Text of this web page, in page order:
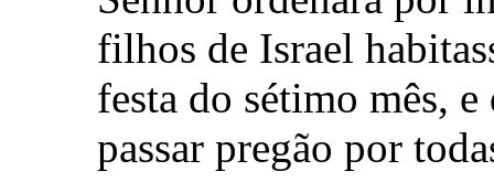
filhos de Israel
festa do sétimo mês,
passar pregão por